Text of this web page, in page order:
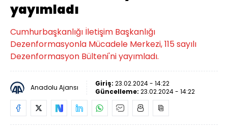
yayımladı
Cumhurbaşkanlığı İletişim Başkanlığı
Dezenformasyonla Mücadele Merkezi, 115 sayılı
Dezenformasyon Bülteni'ni yayımladı.
Anadolu Ajansı Giriş: 23.02.2024 - 14:22
Güncelleme: 23.02.2024 - 14:22